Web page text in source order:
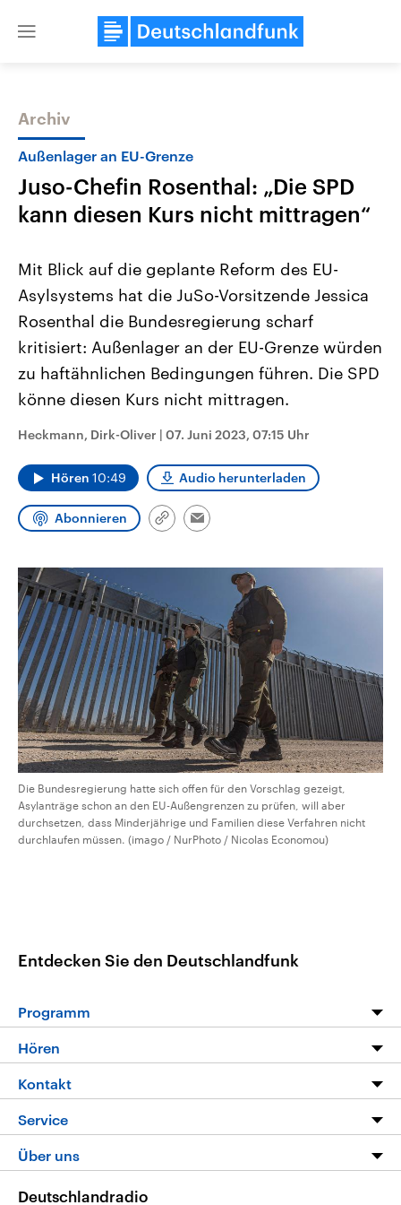
Close
Themen
USA
Aktuelle Beiträge, Analysen und
Hintergründe
Wirtschaftlich und militärisch
gehören die Vereinigten Staaten zu
den mächtigsten Ländern der Erde,
mit großem Einfluss auf das
Nahostkonflikt
Aktuelle Lage und
Der Überfall der
Terrororganisation Hamas
Oktober 2023 auf Israel
Region wieder die Gewalt
Israel möchte die Hamas
Diese wird wie die
Libanon vom Iran
Archiv
Außenlager an EU-Grenze
Juso-Chefin Rosenthal: „Die SPD
kann diesen Kurs nicht mittragen“
Mit Blick auf die geplante Reform des EU-
Asylsystems hat die JuSo-Vorsitzende Jessica
Rosenthal die Bundesregierung scharf
kritisiert: Außenlager an der EU-Grenze würden
zu haftähnlichen Bedingungen führen. Die SPD
könne diesen Kurs nicht mittragen.
Heckmann, Dirk-Oliver | 07. Juni 2023, 07:15 Uhr
Hören 10:49 Audio herunterladen
Abonnieren
Link
Email
Die Bundesregierung hatte sich offen für den Vorschlag gezeigt,
Asylanträge schon an den EU-Außengrenzen zu prüfen, will aber
durchsetzen, dass Minderjährige und Familien diese Verfahren nicht
durchlaufen müssen. (imago / NurPhoto / Nicolas Economou)
Entdecken Sie den Deutschlandfunk
Programm
Programm
Die Nachrichten
Nachrichtenleicht
Neue Beiträge auf dlf.de
Hören
Livestream
Podcasts
Deutschlandfunk App
Nachrichten App
Kontakt
Hörerservice
Service
FAQ
Über uns
Deutschlandradio